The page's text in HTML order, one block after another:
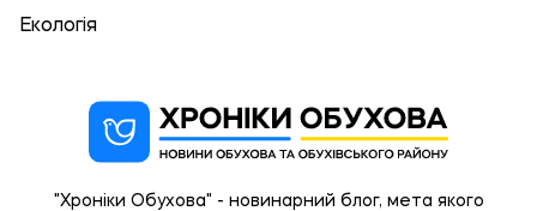
Екологія
"Хроніки Обухова" - новинарний блог, мета якого